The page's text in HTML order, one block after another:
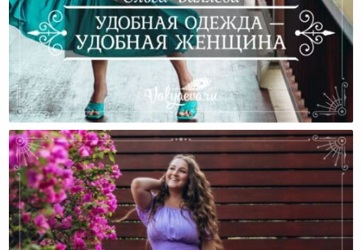
Удобная Одежда — Удобная Женщина